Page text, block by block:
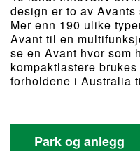
design er to av
Mer enn 190 ulike
Avant til en
se en Avant hvor som
kompaktlastere
forholdene i Australia
Park og anlegg